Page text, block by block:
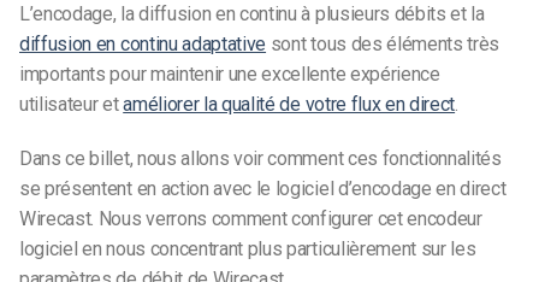
L’encodage, la diffusion en continu à plusieurs débits et la
diffusion en continu adaptative sont tous des éléments très
importants pour maintenir une excellente expérience
utilisateur etaméliorer la qualité de votre flux en direct
Dans ce billet, nous allons voir comment ces fonctionnalités
se présentent en action avec le logiciel d’encodage en direct
Wirecast. Nous verrons comment configurer cet encodeur
logiciel en nous concentrant plus particulièrement sur les